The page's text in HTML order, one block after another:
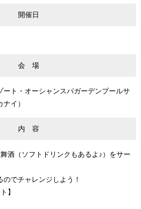
開催日
会 場
ート・オーシャンスパガーデンプールサ
イ）
内 容
酒（ソフトドリンクもあるよ♪）をサー
でチャレンジしよう！
】